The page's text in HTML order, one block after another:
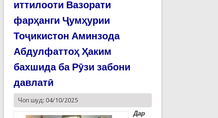
иттилооти Вазорати
фарҳанги Ҷумҳурии
Тоҷикистон Аминзода
Абдулфаттоҳ Ҳаким
бахшида ба Рӯзи забони
давлатӣ
Чоп шуд: 04/10/2025
Дар